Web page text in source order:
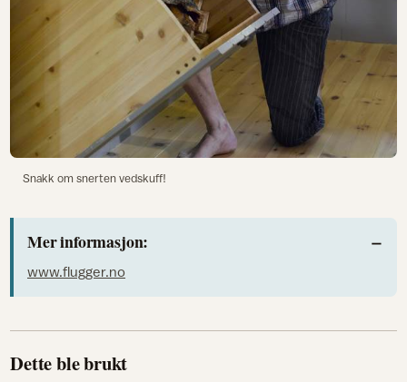
Snakk om snerten vedskuff!
Mer informasjon:
www.flugger.no
Dette ble brukt